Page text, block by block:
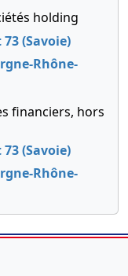
holding
(Savoie)
Rhône-
financiers, hors
(Savoie)
Rhône-